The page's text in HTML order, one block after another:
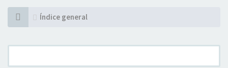
Índice general